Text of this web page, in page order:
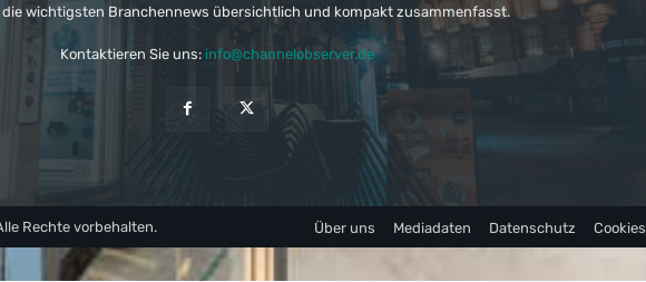
die wichtigsten Branchennews übersichtlich und kompakt zusammenfasst.
Kontaktieren Sie uns: info@channelobserver.de
Rechte vorbehalten. Über uns Mediadaten Datenschutz Cookies